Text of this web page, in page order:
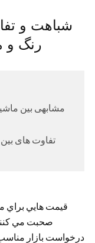
شباهت و
رنگ و
قيمت هايي براي
صحبت مي
درخواست بازار